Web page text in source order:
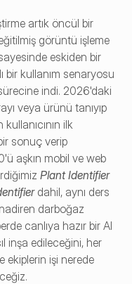
artık öncül bir
görüntü işleme
eskiden bir
bir kullanım senaryosu
indi. 2026'daki
veya ürünü tanıyıp
ilk
sonuç verip
aşkın mobil ve web
Plant Identifier
dahil, aynı ders
darboğaz
canlıya hazır bir AI
inşa edileceğini, her
ekiplerin işi nerede